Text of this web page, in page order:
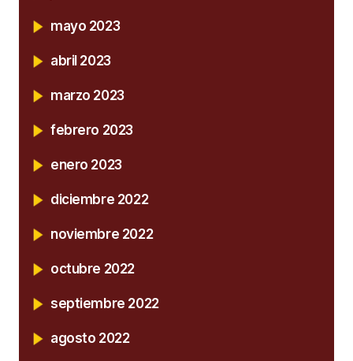
mayo 2023
abril 2023
marzo 2023
febrero 2023
enero 2023
diciembre 2022
noviembre 2022
octubre 2022
septiembre 2022
agosto 2022